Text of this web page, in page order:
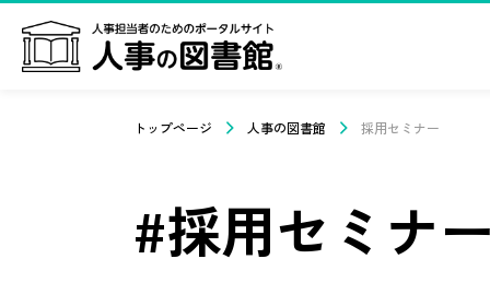
トップページ 人事の図書館 採用セミナー
#採用セミナー